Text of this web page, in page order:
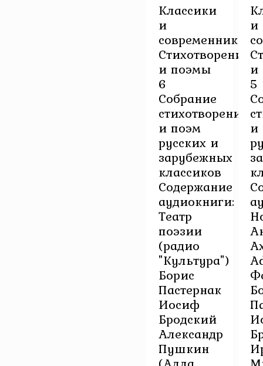
Классики
и
современники.
Стихотворения
и поэмы
6
Собрание
стихотворений
и поэм
русских и
зарубежных
классиков
Содержание
аудиокниги:
Театр
поэзии
(радио
"Культура")
Борис
Пастернак
Иосиф
Бродский
Александр
Пушкин
и
и
5
и